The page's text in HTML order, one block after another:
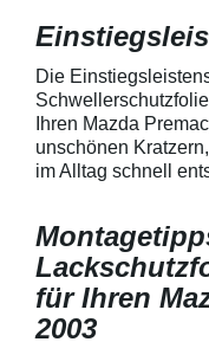
Die
Ihren Mazda
unschönen
im Alltag schnell
für Ihren
2003